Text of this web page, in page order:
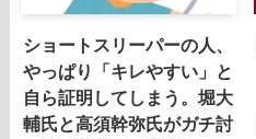
ショートスリーパーの人、
やっぱり「キレやすい」と
自ら証明してしまう。堀大
輔氏と高須幹弥氏がガチ討